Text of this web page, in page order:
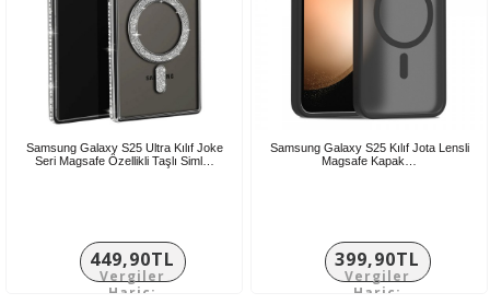
Samsung Galaxy S25 Ultra Kılıf Joke
Seri Magsafe Özellikli Taşlı Siml…
449,90TL
Vergiler
Hariç:
Samsung Galaxy S25 Kılıf Jota Lensli
Magsafe Kapak…
399,90TL
Vergiler
Hariç: